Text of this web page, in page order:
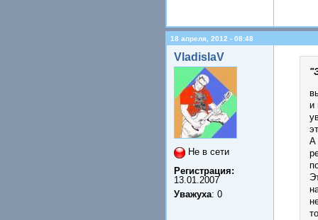
18 апреля, 2012 - 08:48
VladislaV
Не в сети
Регистрация:
13.01.2007
Уважуха: 0
и
А